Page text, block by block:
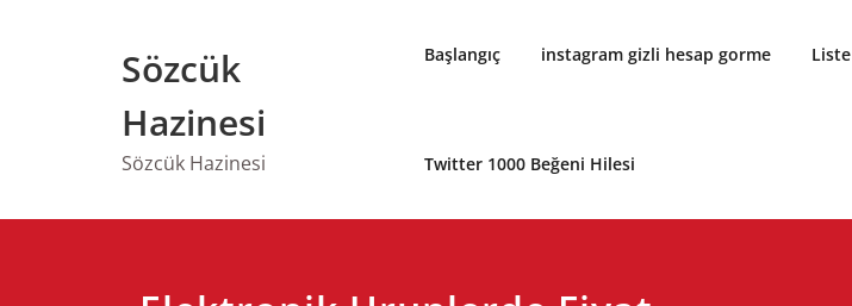
Sözcük
Hazinesi
Sözcük Hazinesi
Başlangıç instagram gizli hesap gorme Liste
Twitter 1000 Beğeni Hilesi